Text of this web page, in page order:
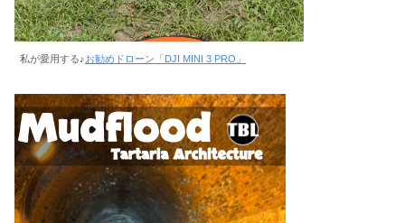
私が愛用する♪お勧めドローン「DJI MINI 3 PRO」